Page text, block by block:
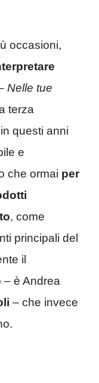
occasioni,
Nelle tue
terza
questi anni
e
che ormai per
, come
principali del
il
– è Andrea
– che invece